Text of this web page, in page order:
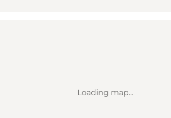
Loading map...